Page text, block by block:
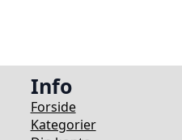
Info
Forside
Kategorier